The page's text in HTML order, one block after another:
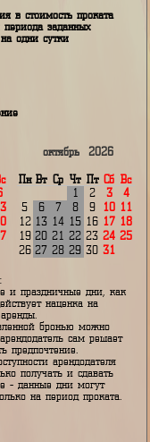
в стоимость
периода заданных
на одни сутки
Сб Вс
6
19 20
26 27
октябрь
Пн Вт Ср Чт Пт
1
12 13 14 15 16
19 20 21
26 27 28 29
и праздничные дни,
действует наценка на
аренды.